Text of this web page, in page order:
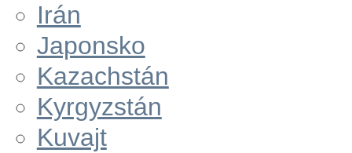
Irán
Japonsko
Kazachstán
Kyrgyzstán
Kuvajt